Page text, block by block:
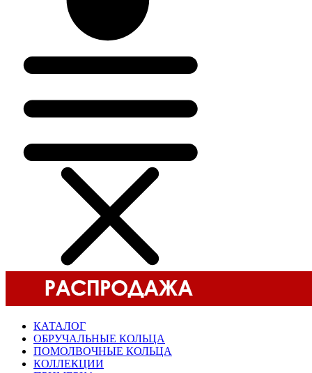
КАТАЛОГ
ОБРУЧАЛЬНЫЕ КОЛЬЦА
ПОМОЛВОЧНЫЕ КОЛЬЦА
КОЛЛЕКЦИИ